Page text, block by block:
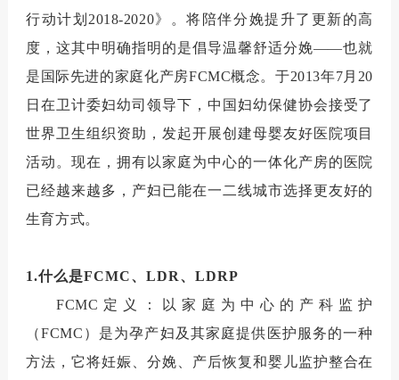
行动计划 2018-2020》。将陪伴分娩提升了更新的高
度，这其中明确指明的是倡导温馨舒适分娩——也就
是国际先进的家庭化产房FCMC概念。于2013年7月 20
日在卫计委妇幼司领导下，中国妇幼保健协会接受了
世界卫生组织资助，发起开展创建母婴友好医院项目
活动。现在，拥有以家庭为中心的一体化产房的医院
已经越来越多，产妇已能在一二线城市选择更友好的
生育方式。
1.什么是FCMC、 LDR、 LDRP
FCMC 定义：以家庭为中心的产科监护
（FCMC ）是为孕产妇及其家庭提供医护服务的一种
方法，它将妊娠、分娩、产后恢复和婴儿监护整合在